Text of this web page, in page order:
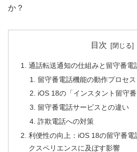
か？
目次
通話転送通知の仕組みと留守番電
留守番電話機能の動作プロセス
iOS 18の「インスタント留守
留守番電話サービスとの違い
詐欺電話への対策
利便性の向上：iOS 18の留守番電
クスペリエンスに及ぼす影響